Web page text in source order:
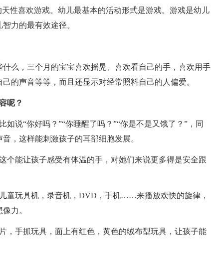
性喜欢游戏。幼儿最基本的活动形式是游戏。游戏是幼儿
力的最有效途径。
么，三个月的宝宝喜欢摇晃、喜欢看自己的手，喜欢用手
的声音等等，而且还显示对经常照料自己的人偏爱。
呢？
说“你好吗？”“你睡醒了吗？”“你是不是又饿了？”，同
，这样能刺激孩子的耳部细胞发展。
个能让孩子感受有体温的手，对她们来说更多得是安全跟
童玩具机，录音机，DVD，手机……来播放欢快的旋律，
力。
，手抓玩具，面上有红色，黄色的绒布型玩具，让孩子能